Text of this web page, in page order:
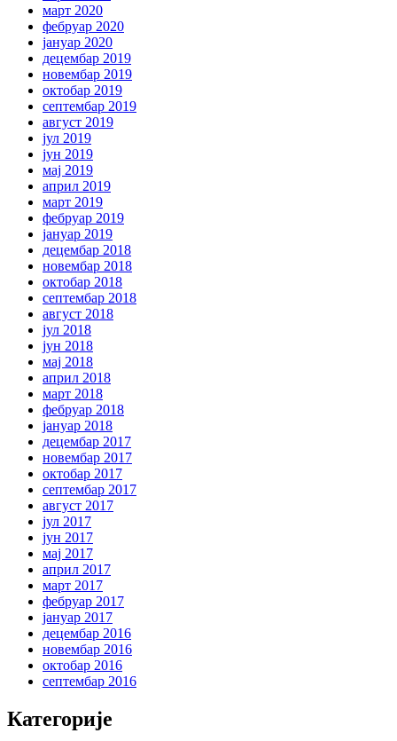
март 2020
фебруар 2020
јануар 2020
децембар 2019
новембар 2019
октобар 2019
септембар 2019
август 2019
јул 2019
јун 2019
мај 2019
април 2019
март 2019
фебруар 2019
јануар 2019
децембар 2018
новембар 2018
октобар 2018
септембар 2018
август 2018
јул 2018
јун 2018
мај 2018
април 2018
март 2018
фебруар 2018
јануар 2018
децембар 2017
новембар 2017
октобар 2017
септембар 2017
август 2017
јул 2017
јун 2017
мај 2017
април 2017
март 2017
фебруар 2017
јануар 2017
децембар 2016
новембар 2016
октобар 2016
септембар 2016
Категорије